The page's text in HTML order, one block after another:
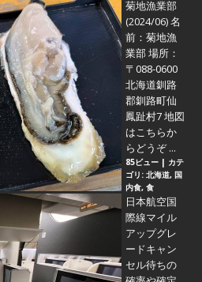
菊地漁業部
(2024/06)名
前：菊地漁
業部 場所：
〒088-0600
北海道釧路
郡釧路町仙
鳳趾村7 地図
はこちらか
らどうぞ ...
85ビュー | カテ
ゴリ: 北海道, 国
内食, 食
日本航空国
際線マイル
アップグレ
ードキャン
セル待ちの